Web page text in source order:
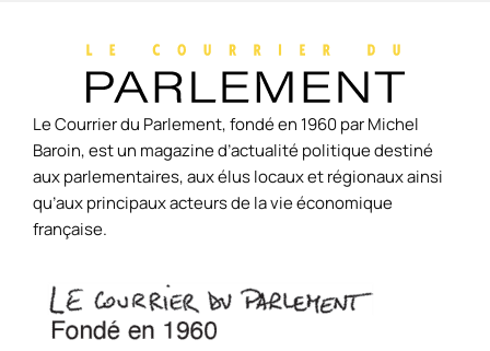
Le Courrier du Parlement, fondé en 1960 par Michel
Baroin, est un magazine d’actualité politique destiné
aux parlementaires, aux élus locaux et régionaux ainsi
qu’aux principaux acteurs de la vie économique
française.